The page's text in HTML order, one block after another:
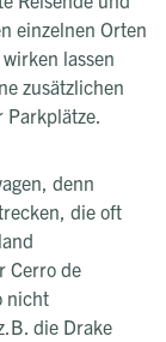
einzelnen Orten
lassen
zusätzlichen
Parkplätze.
denn
die oft
Cerro de
nicht
die Drake